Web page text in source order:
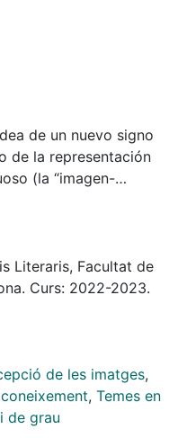
de un nuevo signo
de la representación
(la “imagen-
tanto las propuestas
al igual que la obra
Para poder
se desarrolla a
planteamiento
segundo, un análisis
siendo estos una
corporal (teniendo en
de John Carpenter y
Literaris, Facultat de
Curs: 2022-2023.
de les imatges,
, Temes en
de grau